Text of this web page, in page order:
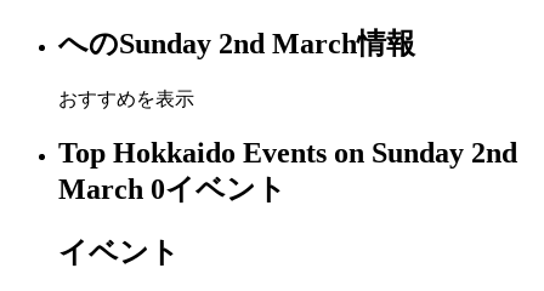
へのSunday 2nd March情報
おすすめを表示
Top Hokkaido Events on Sunday 2nd
March 0イベント
イベント